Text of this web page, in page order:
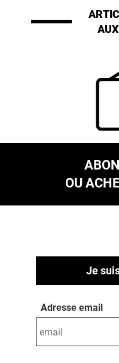
OU
Je
Adresse email